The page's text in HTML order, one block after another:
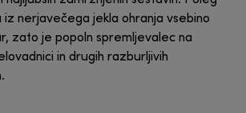
iz nerjavečega jekla ohranja vsebino
zato je popoln spremljevalec na
in drugih razburljivih